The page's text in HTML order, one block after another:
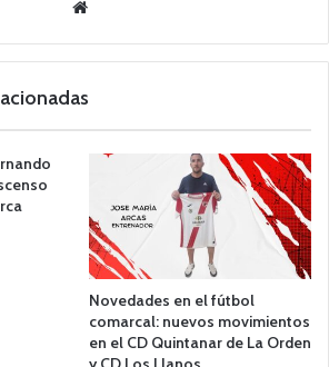
we
Novedades en el fútbol
comarcal: nuevos movimientos
en el CD Quintanar de La Orden